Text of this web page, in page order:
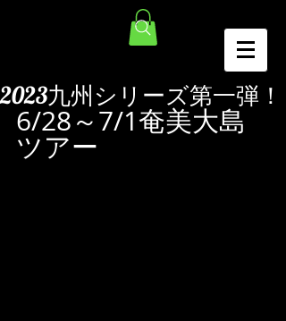
2023九州シリーズ第一弾！
6/28～7/1奄美大島
ツアー